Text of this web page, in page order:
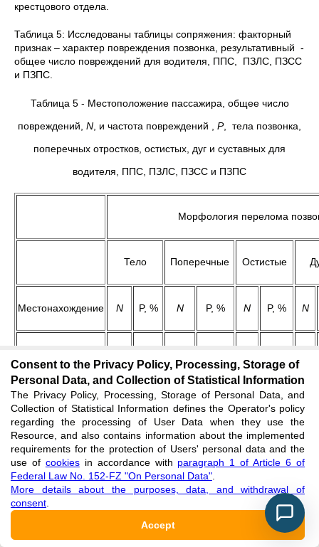
крестцового отдела.
Таблица 5: Исследованы таблицы сопряжения: факторный
признак – характер повреждения позвонка, результативный -
общее число повреждений для водителя, ППС, ПЗЛС, ПЗСС
и ПЗПС.
Таблица 5 - Местоположение пассажира, общее число
повреждений, N , и частота повреждений , Р, тела позвонка,
поперечных отростков, остистых, дуг и суставных для
водителя, ППС, ПЗЛС, ПЗСС и ПЗПС
Морфология перелома
Тело Поперечные Остистые
Местонахождение N P, % N P, % N P, % N
ППС 47 64,7 12 16,4 2 2,7 12
ПЗЛС 15 83,3 0 0 3 16,7 0
ПЗСС 14 60,9 2 8,7 4 17,4 3
ПЗПС 1 5,3 4 21 14 73 0
Consent to the Privacy Policy, Processing, Storage of
Personal Data, and Collection of Statistical Information
The Privacy Policy, Processing, Storage of Personal Data, and
Collection of Statistical Information defines the Operator's policy
regarding the processing of User Data when they use the
Resource, and also contains information about the implemented
requirements for the protection of Users' personal data and the
use of cookiesin accordance with paragraph 1 of Article 6 of
Federal Law No. 152-FZ "On Personal Data"
More details about the purposes, data, and withdrawal of
consent
Accept